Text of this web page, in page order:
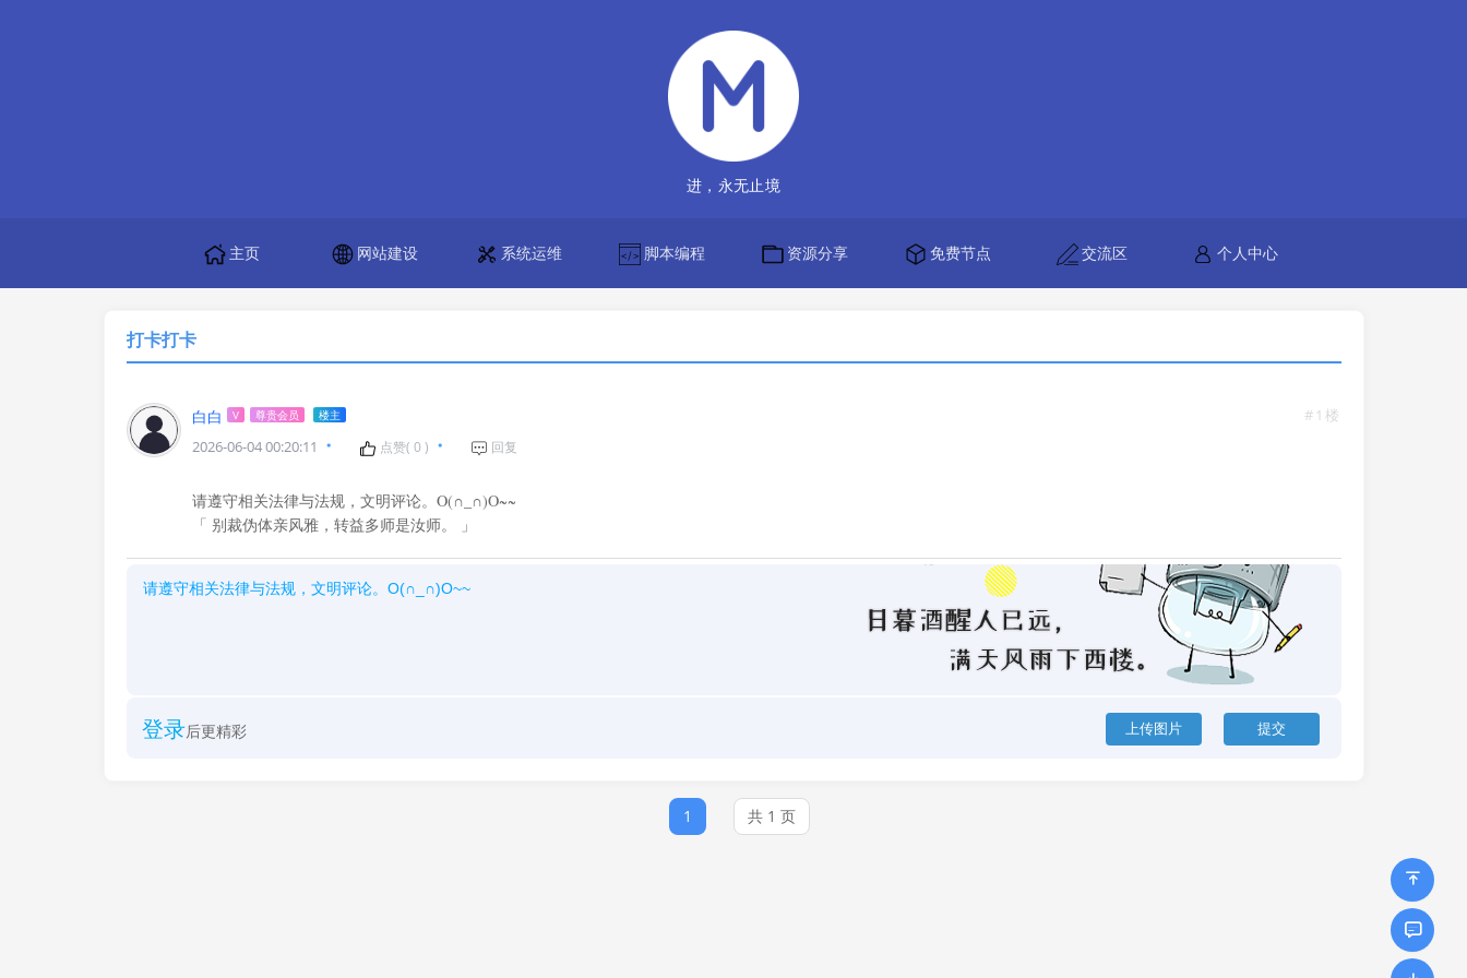
进，永无止境
主页 网站建设 系统运维 脚本编程 资源分享 免费节点 交流区 个人中心
打卡打卡
白白 V 尊贵会员 楼主
#1楼
2026-06-04 00:20:11
点赞( 0 ) 回复
请遵守相关法律与法规，文明评论。O(∩_∩)O~~
「 别裁伪体亲风雅，转益多师是汝师。 」
登录后更精彩
1 共 1 页